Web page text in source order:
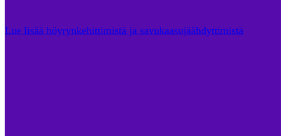
Lue lisää höyrynkehittimistä ja savukaasujäähdyttimistä